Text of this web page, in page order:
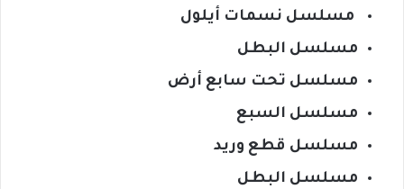
مسلسل نسمات أيلول
مسلسل البطل
مسلسل تحت سابع أرض
مسلسل السبع
مسلسل قطع وريد
مسلسل البطل